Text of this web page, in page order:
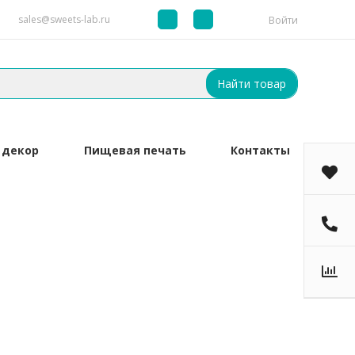
sales@sweets-lab.ru Войти
Найти товар
Пищевая печать Контакты